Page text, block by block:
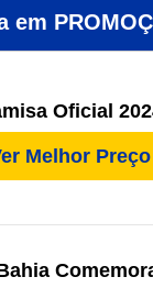
em
Oficial
Melhor Preço